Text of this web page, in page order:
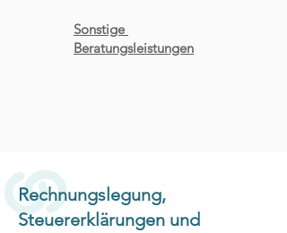
Sonstige
Beratungsleistungen
Rechnungslegung,
Steuererklärungen und